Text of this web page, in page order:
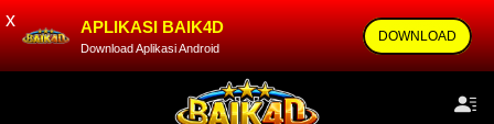
APLIKASI BAIK4D
Download Aplikasi Android
DOWNLOAD
x